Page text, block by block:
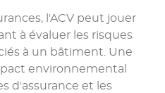
l'ACV peut jouer
à évaluer les risques
à un bâtiment. Une
environnemental
d'assurance et les